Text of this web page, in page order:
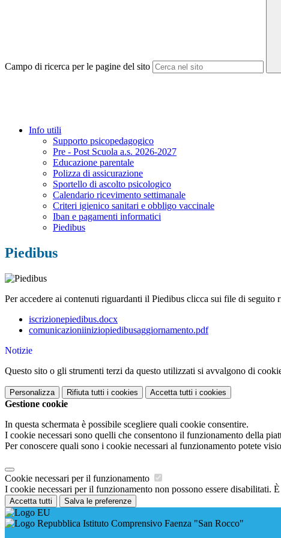
Campo di ricerca per le pagine del sito
Info utili
Supporto psicopedagogico
Pre - Post Scuola a.s. 2026-2027
Educazione parentale
Polizza di assicurazione
Sportello di ascolto psicologico
Calendario ricevimento settimanale
Criteri igienico sanitari e obbligo vaccinale
Iban e pagamenti informatici
Piedibus
Piedibus
Per accedere ai contenuti riguardanti il Piedibus clicca sui file di seguito
iscrizionepiedibus.docx
comunicazioniiniziopiedibusaggiornamento.pdf
Notizie
Questo sito o gli strumenti terzi da questo utilizzati si avvalgono di
Personalizza Rifiuta tutti i cookies Accetta tutti i cookies
Gestione cookie
In questa schermata è possibile scegliere quali cookie consentire.
I cookie necessari sono quelli che consentono il funzionamento della
Per conoscere quali sono i cookie necessari al funzionamento potete
Cookie necessari per il funzionamento
I cookie necessari per il funzionamento non possono essere disabilitati.
Accetta tutti Salva le preferenze
Istituto Comprensivo Faenza "San Rocco"